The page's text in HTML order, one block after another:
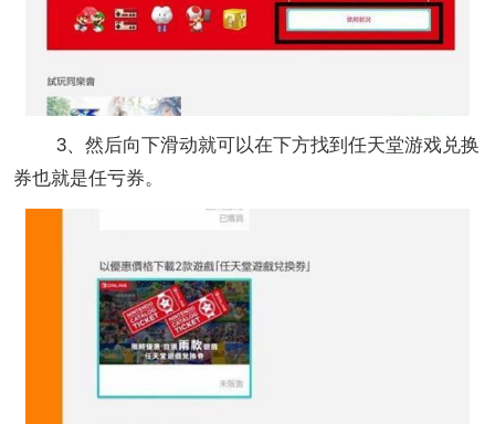
3、然后向下滑动就可以在下方找到任天堂游戏兑换
券也就是任亏券。